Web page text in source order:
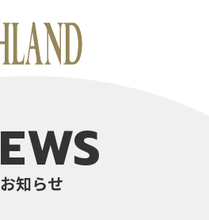
NEWS
お知らせ